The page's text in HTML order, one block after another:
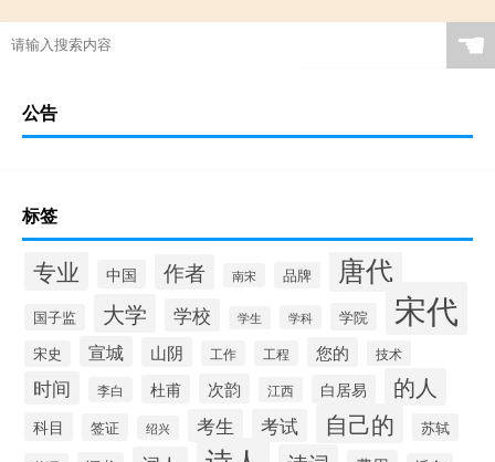
☚
公告
标签
专业 中国 作者 南宋 品牌 唐代
国子监 大学 学校 学生 学科 学院 宋代
宋史 宣城 山阴 工作 工程 您的 技术
时间 李白 杜甫 次韵 江西 白居易 的人
科目 签证 绍兴 考生 考试 自己的 苏轼